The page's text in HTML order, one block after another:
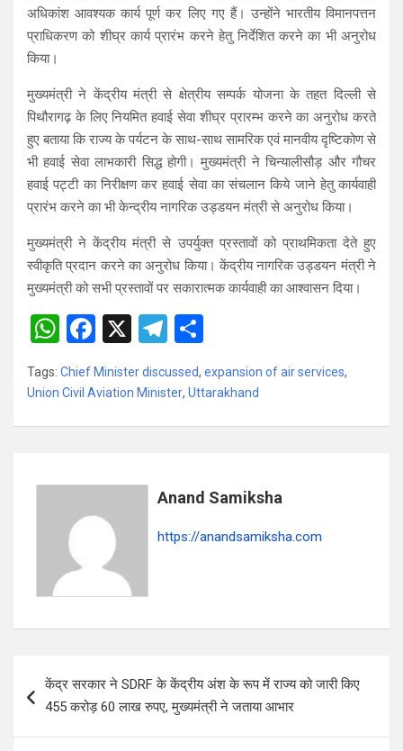
अधिकांश आवश्यक कार्य पूर्ण कर लिए गए हैं। उन्होंने भारतीय विमानपत्तन
प्राधिकरण को शीघ्र कार्य प्रारंभ करने हेतु निर्देशित करने का भी अनुरोध
किया।
मुख्यमंत्री ने केंद्रीय मंत्री से क्षेत्रीय सम्पर्क योजना के तहत दिल्ली से
पिथौरागढ़ के लिए नियमित हवाई सेवा शीघ्र प्रारम्भ करने का अनुरोध करते
हुए बताया कि राज्य के पर्यटन के साथ-साथ सामरिक एवं मानवीय दृष्टिकोण से
भी हवाई सेवा लाभकारी सिद्ध होगी। मुख्यमंत्री ने चिन्यालीसौड़ और गौचर
हवाई पट्टी का निरीक्षण कर हवाई सेवा का संचलान किये जाने हेतु कार्यवाही
प्रारंभ करने का भी केन्द्रीय नागरिक उड्डयन मंत्री से अनुरोध किया।
मुख्यमंत्री ने केंद्रीय मंत्री से उपर्युक्त प्रस्तावों को प्राथमिकता देते हुए
स्वीकृति प्रदान करने का अनुरोध किया। केंद्रीय नागरिक उड्डयन मंत्री ने
मुख्यमंत्री को सभी प्रस्तावों पर सकारात्मक कार्यवाही का आश्वासन दिया।
W
h
at
F
a
ce
X
T
e
ar
Tags: Chief Minister discussed, expansion of air services,
Union Civil Aviation Minister, Uttarakhand
Anand Samiksha
https://anandsamiksha.com
केंद्र सरकार ने SDRF के केंद्रीय अंश के रूप में राज्य को जारी किए
455 करोड़ 60 लाख रुपए, मुख्यमंत्री ने जताया आभार